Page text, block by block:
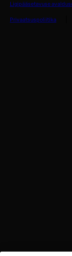
Ligipääsetavuse
Privaatsuspoliitika